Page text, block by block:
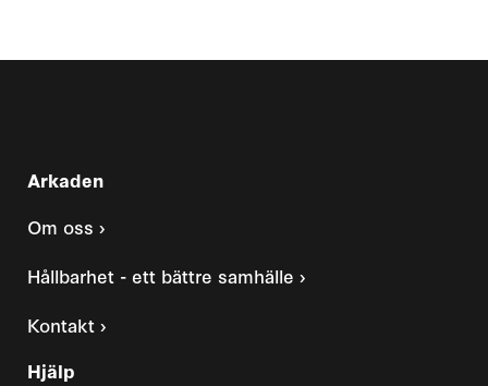
Arkaden
Om oss ›
Hållbarhet - ett bättre samhälle ›
Kontakt ›
Hjälp